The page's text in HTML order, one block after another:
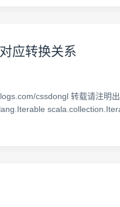
应转换关系
cssdongl 转载请注明